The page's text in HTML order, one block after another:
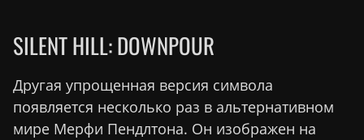
SILENT HILL: DOWNPOUR
Другая упрощенная версия символа
появляется несколько раз в альтернативном
мире Мерфи Пендлтона. Он изображен на